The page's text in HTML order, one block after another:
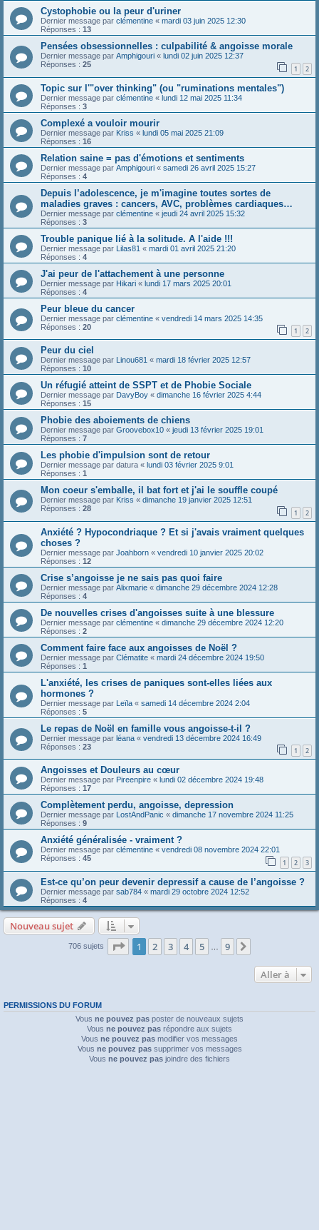
Cystophobie ou la peur d'uriner
Dernier message par clémentine « mardi 03 juin 2025 12:30
Réponses : 13
Pensées obsessionnelles : culpabilité & angoisse morale
Dernier message par Amphigouri « lundi 02 juin 2025 12:37
Réponses : 25 1 2
Topic sur l'"over thinking" (ou "ruminations mentales")
Dernier message par clémentine « lundi 12 mai 2025 11:34
Réponses : 3
Complexé a vouloir mourir
Dernier message par Kriss « lundi 05 mai 2025 21:09
Réponses : 16
Relation saine = pas d'émotions et sentiments
Dernier message par Amphigouri « samedi 26 avril 2025 15:27
Réponses : 4
Depuis l’adolescence, je m'imagine toutes sortes de
maladies graves : cancers, AVC, problèmes cardiaques…
Dernier message par clémentine « jeudi 24 avril 2025 15:32
Réponses : 3
Trouble panique lié à la solitude. A l'aide !!!
Dernier message par Lilas81 « mardi 01 avril 2025 21:20
Réponses : 4
J'ai peur de l'attachement à une personne
Dernier message par Hikari « lundi 17 mars 2025 20:01
Réponses : 4
Peur bleue du cancer
Dernier message par clémentine « vendredi 14 mars 2025 14:35
Réponses : 20 1 2
Peur du ciel
Dernier message par Linou681 « mardi 18 février 2025 12:57
Réponses : 10
Un réfugié atteint de SSPT et de Phobie Sociale
Dernier message par DavyBoy « dimanche 16 février 2025 4:44
Réponses : 15
Phobie des aboiements de chiens
Dernier message par Groovebox10 « jeudi 13 février 2025 19:01
Réponses : 7
Les phobie d'impulsion sont de retour
Dernier message par datura « lundi 03 février 2025 9:01
Réponses : 1
Mon coeur s'emballe, il bat fort et j'ai le souffle coupé
Dernier message par Kriss « dimanche 19 janvier 2025 12:51
Réponses : 28 1 2
Anxiété ? Hypocondriaque ? Et si j'avais vraiment quelques
choses ?
Dernier message par Joahborn « vendredi 10 janvier 2025 20:02
Réponses : 12
Crise s’angoisse je ne sais pas quoi faire
Dernier message par Alixmarie « dimanche 29 décembre 2024 12:28
Réponses : 4
De nouvelles crises d'angoisses suite à une blessure
Dernier message par clémentine « dimanche 29 décembre 2024 12:20
Réponses : 2
Comment faire face aux angoisses de Noël ?
Dernier message par Clématite « mardi 24 décembre 2024 19:50
Réponses : 1
L'anxiété, les crises de paniques sont-elles liées aux
hormones ?
Dernier message par Leïla « samedi 14 décembre 2024 2:04
Réponses : 5
Le repas de Noël en famille vous angoisse-t-il ?
Dernier message par léana « vendredi 13 décembre 2024 16:49
Réponses : 23 1 2
Angoisses et Douleurs au cœur
Dernier message par Pireenpire « lundi 02 décembre 2024 19:48
Réponses : 17
Complètement perdu, angoisse, depression
Dernier message par LostAndPanic « dimanche 17 novembre 2024 11:25
Réponses : 9
Anxiété généralisée - vraiment ?
Dernier message par clémentine « vendredi 08 novembre 2024 22:01
Réponses : 45 1 2 3
Est-ce qu’on peur devenir depressif a cause de l’angoisse ?
Dernier message par sab784 « mardi 29 octobre 2024 12:52
Réponses : 4
Nouveau sujet
706 sujets Page 1sur9
1 2 3 4 5 9
Aller à
PERMISSIONS DU FORUM
Vous ne pouvez pas poster de nouveaux sujets
Vous ne pouvez pas répondre aux sujets
Vous ne pouvez pas modifier vos messages
Vous ne pouvez passupprimer vos messages
Vous ne pouvez pas joindre des fichiers